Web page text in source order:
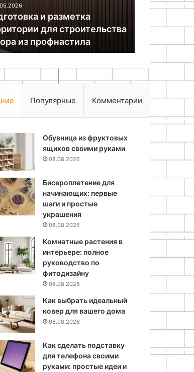
24.11.2025
Эко-украшения для дома
Популярные Комментарии
Обувница из фруктовых
ящиков своими руками
08.08.2026
Бисероплетение для
начинающих: первые
шаги и простые
украшения
08.08.2026
Комнатные растения в
интерьере: полное
руководство по
фитодизайну
08.08.2026
Как выбрать идеальный
ковер для вашего дома
08.08.2026
Как сделать подставку
для телефона своими
руками: простые идеи и